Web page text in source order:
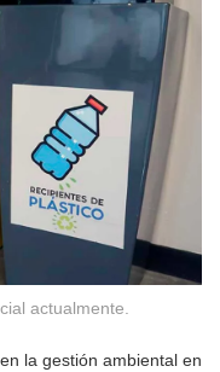
actualmente.
la gestión ambiental en